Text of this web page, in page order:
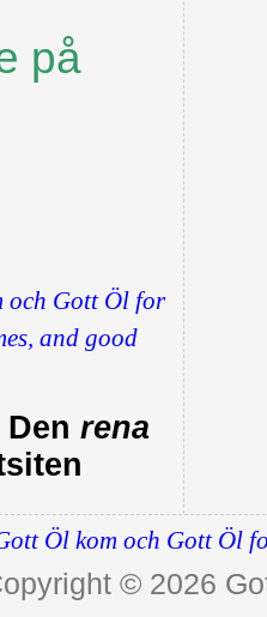
på
och Gott Öl for
and good
rena
Öl kom och Gott Öl
© 2026